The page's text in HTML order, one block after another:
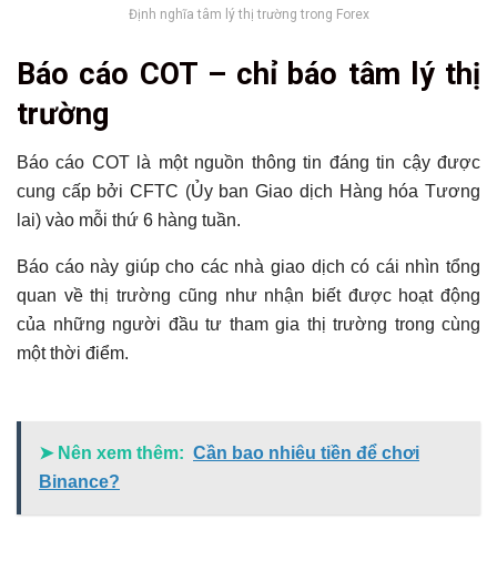
Định nghĩa tâm lý thị trường trong Forex
Báo cáo COT – chỉ báo tâm lý thị
trường
Báo cáo COT là một nguồn thông tin đáng tin cậy được
cung cấp bởi CFTC (Ủy ban Giao dịch Hàng hóa Tương
lai) vào mỗi thứ 6 hàng tuần.
Báo cáo này giúp cho các nhà giao dịch có cái nhìn tổng
quan về thị trường cũng như nhận biết được hoạt động
của những người đầu tư tham gia thị trường trong cùng
một thời điểm.
➤ Nên xem thêm: Cần bao nhiêu tiền để chơi
Binance?